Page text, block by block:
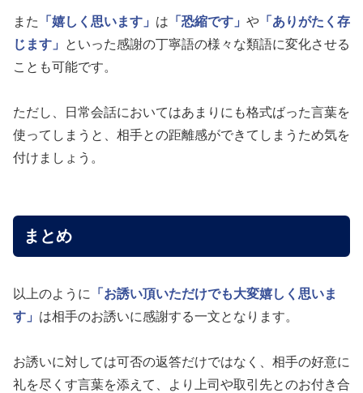
また 「嬉しく思います」 は 「恐縮です」 や 「ありがたく存
じます」
といった感謝の丁寧語の様々な類語に変化させる
ことも可能です。
ただし、日常会話においてはあまりにも格式ばった言葉を
使ってしまうと、相手との距離感ができてしまうため気を
付けましょう。
まとめ
以上のように
「お誘い頂いただけでも大変嬉しく思いま
す」 は相手のお誘いに感謝する一文となります。
お誘いに対しては可否の返答だけではなく、相手の好意に
礼を尽くす言葉を添えて、より上司や取引先とのお付き合